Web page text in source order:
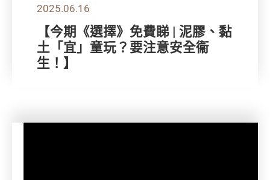
2025.06.16
【今期《選擇》免費睇 | 泥膠、黏
土「宜」童玩？要注意安全衞
生！】